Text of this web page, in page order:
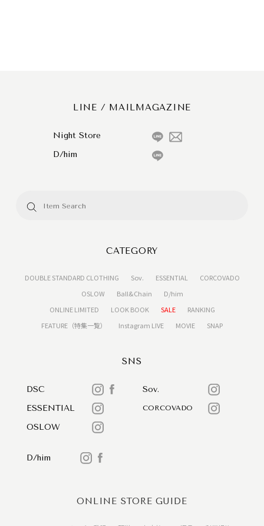
LINE / MAILMAGAZINE
Night Store
D/him
CATEGORY
DOUBLE STANDARD CLOTHING Sov. ESSENTIAL
CORCOVADO
OSLOW
Ball&Chain
D/him
ONLINE LIMITED
LOOK BOOK SALE
RANKING
FEATURE（特集一覧）
Instagram LIVE MOVIE SNAP
SNS
DSC
Sov.
ESSENTIAL
CORCOVADO
OSLOW
D/him
ONLINE STORE GUIDE